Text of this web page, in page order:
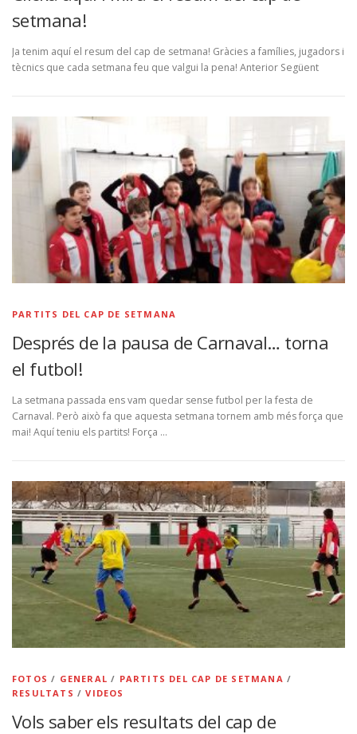
setmana!
Ja tenim aquí el resum del cap de setmana! Gràcies a famílies, jugadors i
tècnics que cada setmana feu que valgui la pena! Anterior Següent
PARTITS DEL CAP DE SETMANA
Després de la pausa de Carnaval… torna
el futbol!
La setmana passada ens vam quedar sense futbol per la festa de
Carnaval. Però això fa que aquesta setmana tornem amb més força que
mai! Aquí teniu els partits! Força …
FOTOS / GENERAL / PARTITS DEL CAP DE SETMANA /
RESULTATS /VIDEOS
Vols saber els resultats del cap de